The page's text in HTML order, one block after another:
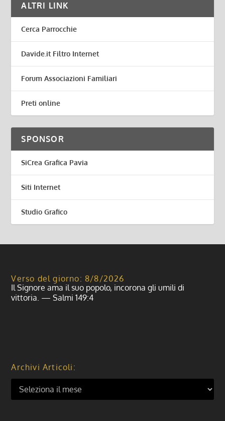
ALTRI LINK
Cerca Parrocchie
Davide.it Filtro Internet
Forum Associazioni Familiari
Preti online
SPONSOR
SiCrea Grafica Pavia
Siti Internet
Studio Grafico
Verso del giorno: 8/8/2026
Il Signore ama il suo popolo, incorona gli umili di
vittoria. — Salmi 149:4
Archivi Articoli: